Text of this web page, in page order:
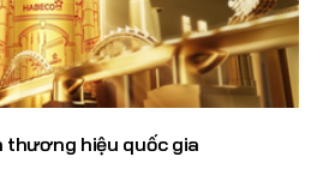
thương hiệu quốc gia